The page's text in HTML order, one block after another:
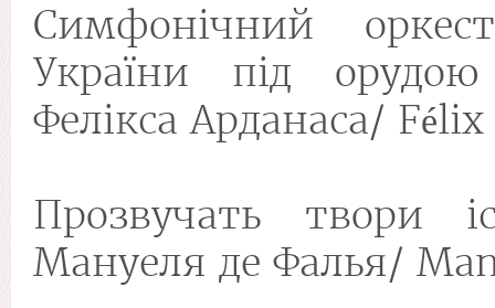
Симфонічний
України під орудою
Фелікса Арданаса/
Прозвучать твори
Мануеля де Фалья/